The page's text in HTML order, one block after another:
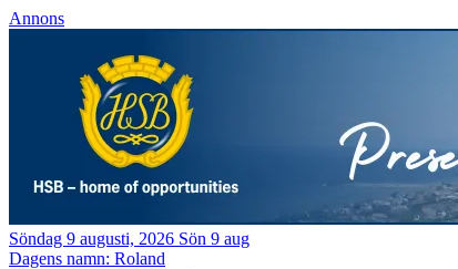
Annons
Söndag 9 augusti, 2026 Sön 9 aug
Dagens namn: Roland